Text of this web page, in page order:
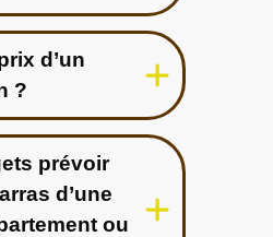
d’un
?
prévoir
d’une
ou